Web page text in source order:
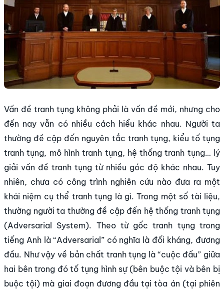
Vấn đề tranh tụng không phải là vấn đề mới, nhưng cho
đến nay vẫn có nhiều cách hiểu khác nhau. Người ta
thường đề cập đến nguyên tắc tranh tụng, kiểu tố tụng
tranh tụng, mô hình tranh tụng, hệ thống tranh tụng… lý
giải vấn đề tranh tụng từ nhiều góc độ khác nhau. Tuy
nhiên, chưa có công trình nghiên cứu nào đưa ra một
khái niệm cụ thể tranh tụng là gì. Trong một số tài liệu,
thường người ta thường đề cập đến hệ thống tranh tụng
(Adversarial System). Theo từ gốc tranh tụng trong
tiếng Anh là “Adversarial” có nghĩa là đối kháng, đương
đầu. Như vậy về bản chất tranh tụng là “cuộc đấu” giữa
hai bên trong đó tố tụng hình sự (bên buộc tội và bên bị
buộc tội) mà giai đoạn đương đầu tại tòa án (tại phiên